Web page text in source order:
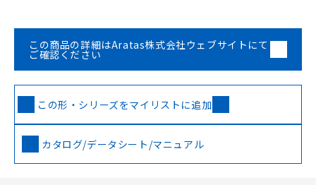
この商品の詳細はAratas株式会社ウェブサイトにて
ご確認ください
この形・シリーズをマイリストに追加
カタログ/データシート/マニュアル